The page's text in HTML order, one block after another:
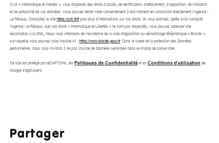
la loi « informatique et libertés », vous disposez des droits d’accès, de rectification, d’effacement, d’opposition, de limitation
et de portabilité de vos données. Vous pouvez retirer votre consentement à tout moment en contactant directement l’Agence /
Le Réseau. Consultez le site https://cnil.fr/frpour plus d’informations sur vos droits. Si vous estimez, après avoir contacté
l'Agence / le Réseau, que vos droits « Informatique et Libertés » ne sont pas respectés, vous pouvez adresser une
réclamation à la CNIL. Nous vous informons de l’existence de la liste d'opposition au démarchage téléphonique « Bloctel »,
sur laquelle vous pouvez vous inscrire ici : https://www.bloctel.gouv.fr. Dans le cadre de la protection des Données
personnelles, nous vous invitons à ne pas inscrire de Données sensibles dans le champ de saisie libre.
Ce site est protégé par reCAPTCHA, les Politiques de Confidentialité et es Conditions d'utilisation de
Google s'appliquent.
partager